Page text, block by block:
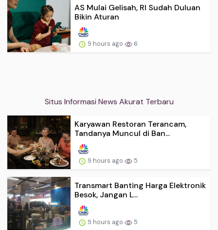
AS Mulai Gelisah, RI Sudah Duluan
Bikin Aturan
9 hours ago 6
Situs Informasi News Akurat Terbaru
Karyawan Restoran Terancam,
Tandanya Muncul di Ban...
9 hours ago 5
Transmart Banting Harga Elektronik
Besok, Jangan L...
9 hours ago 5